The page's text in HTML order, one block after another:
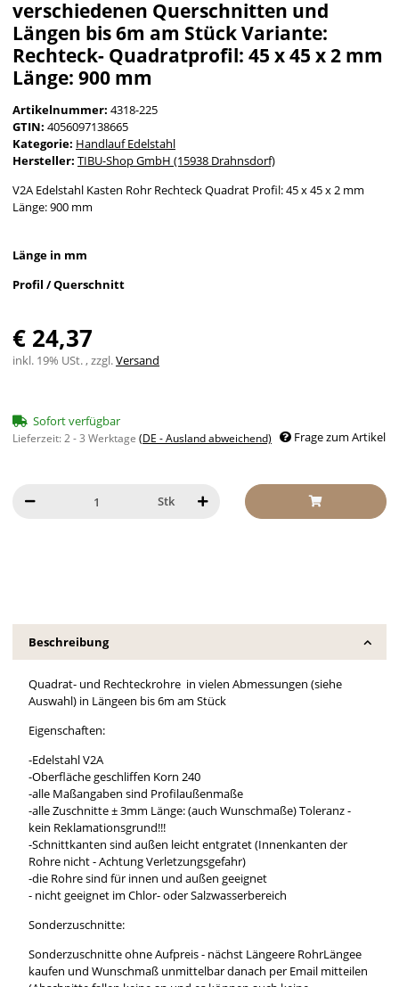
verschiedenen Querschnitten und
Längen bis 6m am Stück Variante:
Rechteck- Quadratprofil: 45 x 45 x 2 mm
Länge: 900 mm
Artikelnummer: 4318-225
GTIN: 4056097138665
Kategorie: Handlauf Edelstahl
Hersteller: TIBU-Shop GmbH (15938 Drahnsdorf)
V2A Edelstahl Kasten Rohr Rechteck Quadrat Profil: 45 x 45 x 2 mm
Länge: 900 mm
Länge in mm
Profil / Querschnitt
€ 24,37
inkl. 19% USt. , zzgl.Versand
Sofort verfügbar
Lieferzeit:2 - 3 Werktage (DE - Ausland abweichend) Frage zum Artikel
Stk
Beschreibung
Quadrat- und Rechteckrohre in vielen Abmessungen (siehe
Auswahl) in Längeen bis 6m am Stück
Eigenschaften:
-Edelstahl V2A
-Oberfläche geschliffen Korn 240
-alle Maßangaben sind Profilaußenmaße
-alle Zuschnitte ± 3mm Länge: (auch Wunschmaße) Toleranz -
kein Reklamationsgrund!!!
-Schnittkanten sind außen leicht entgratet (Innenkanten der
Rohre nicht - Achtung Verletzungsgefahr)
-die Rohre sind für innen und außen geeignet
- nicht geeignet im Chlor- oder Salzwasserbereich
Sonderzuschnitte:
Sonderzuschnitte ohne Aufpreis - nächst Längeere RohrLängee
kaufen und Wunschmaß unmittelbar danach per Email mitteilen